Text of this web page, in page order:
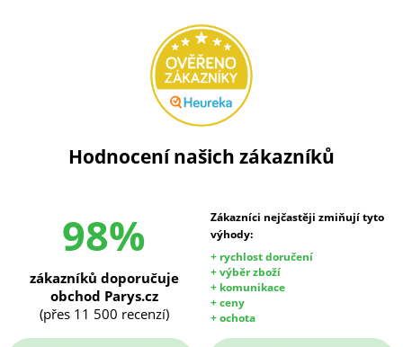
Hodnocení našich zákazníků
98%
Zákazníci nejčastěji zmiňují tyto
výhody:
+ rychlost doručení
+ výběr zboží
+ komunikace
+ ceny
+ ochota
zákazníků doporučuje
obchod Parys.cz
(přes 11 500 recenzí)